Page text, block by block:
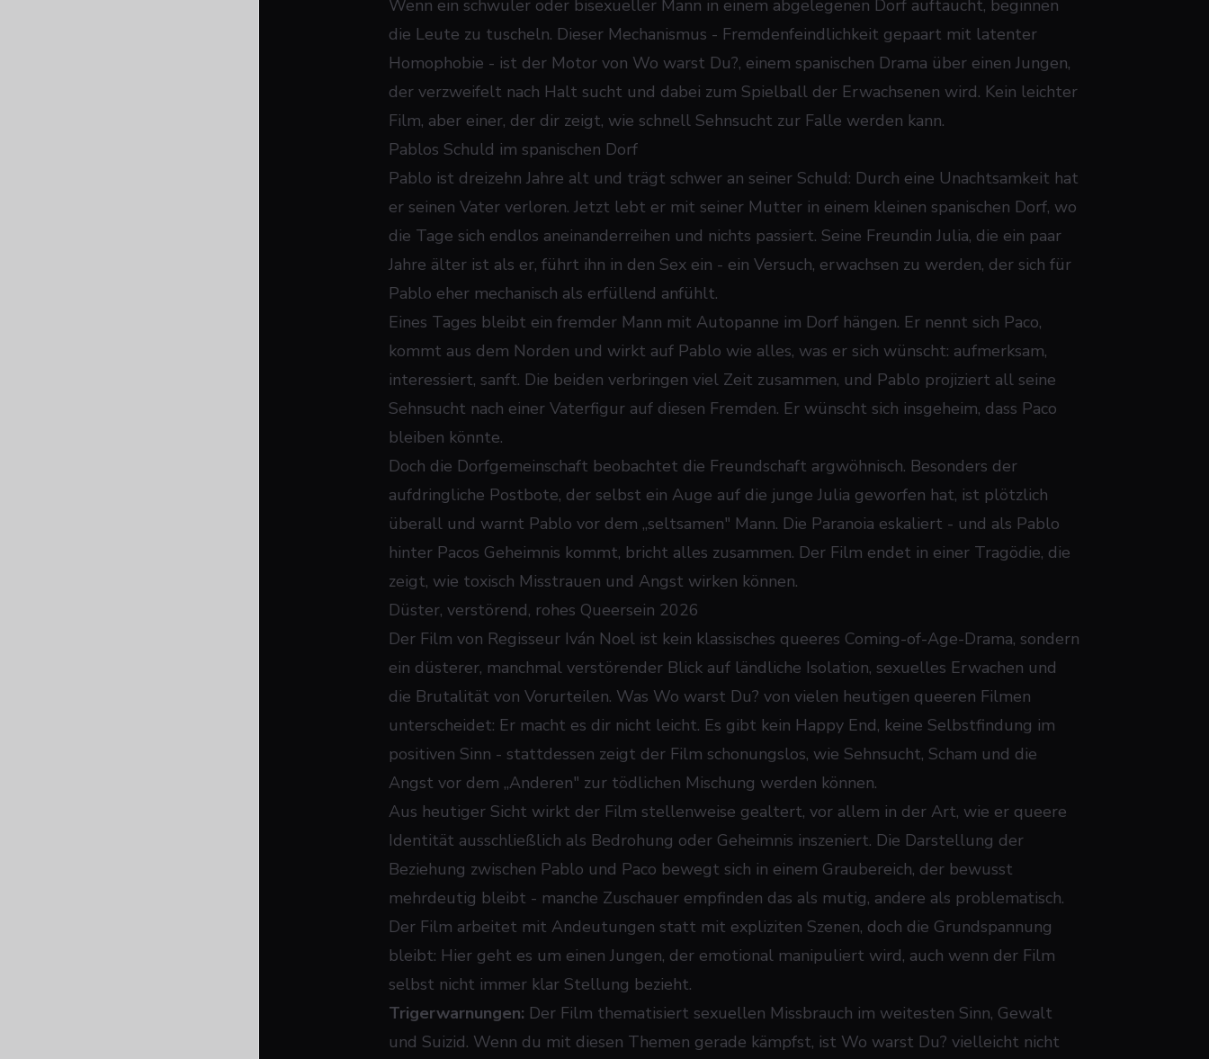
Wenn ein schwuler oder bisexueller Mann in einem abgelegenen Dorf auftaucht, beginnen
die Leute zu tuscheln. Dieser Mechanismus - Fremdenfeindlichkeit gepaart mit latenter
Homophobie - ist der Motor von Wo warst Du?, einem spanischen Drama über einen Jungen,
der verzweifelt nach Halt sucht und dabei zum Spielball der Erwachsenen wird. Kein leichter
Film, aber einer, der dir zeigt, wie schnell Sehnsucht zur Falle werden kann.
Pablos Schuld im spanischen Dorf
Pablo ist dreizehn Jahre alt und trägt schwer an seiner Schuld: Durch eine Unachtsamkeit hat
er seinen Vater verloren. Jetzt lebt er mit seiner Mutter in einem kleinen spanischen Dorf, wo
die Tage sich endlos aneinanderreihen und nichts passiert. Seine Freundin Julia, die ein paar
Jahre älter ist als er, führt ihn in den Sex ein - ein Versuch, erwachsen zu werden, der sich für
Pablo eher mechanisch als erfüllend anfühlt.
Eines Tages bleibt ein fremder Mann mit Autopanne im Dorf hängen. Er nennt sich Paco,
kommt aus dem Norden und wirkt auf Pablo wie alles, was er sich wünscht: aufmerksam,
interessiert, sanft. Die beiden verbringen viel Zeit zusammen, und Pablo projiziert all seine
Sehnsucht nach einer Vaterfigur auf diesen Fremden. Er wünscht sich insgeheim, dass Paco
bleiben könnte.
Doch die Dorfgemeinschaft beobachtet die Freundschaft argwöhnisch. Besonders der
aufdringliche Postbote, der selbst ein Auge auf die junge Julia geworfen hat, ist plötzlich
überall und warnt Pablo vor dem „seltsamen" Mann. Die Paranoia eskaliert - und als Pablo
hinter Pacos Geheimnis kommt, bricht alles zusammen. Der Film endet in einer Tragödie, die
zeigt, wie toxisch Misstrauen und Angst wirken können.
Düster, verstörend, rohes Queersein 2026
Der Film von Regisseur Iván Noel ist kein klassisches queeres Coming-of-Age-Drama, sondern
ein düsterer, manchmal verstörender Blick auf ländliche Isolation, sexuelles Erwachen und
die Brutalität von Vorurteilen. Was Wo warst Du? von vielen heutigen queeren Filmen
unterscheidet: Er macht es dir nicht leicht. Es gibt kein Happy End, keine Selbstfindung im
positiven Sinn - stattdessen zeigt der Film schonungslos, wie Sehnsucht, Scham und die
Angst vor dem „Anderen" zur tödlichen Mischung werden können.
Aus heutiger Sicht wirkt der Film stellenweise gealtert, vor allem in der Art, wie er queere
Identität ausschließlich als Bedrohung oder Geheimnis inszeniert. Die Darstellung der
Beziehung zwischen Pablo und Paco bewegt sich in einem Graubereich, der bewusst
mehrdeutig bleibt - manche Zuschauer empfinden das als mutig, andere als problematisch.
Der Film arbeitet mit Andeutungen statt mit expliziten Szenen, doch die Grundspannung
bleibt: Hier geht es um einen Jungen, der emotional manipuliert wird, auch wenn der Film
selbst nicht immer klar Stellung bezieht.
Trigerwarnungen: Der Film thematisiert sexuellen Missbrauch im weitesten Sinn, Gewalt
und Suizid. Wenn du mit diesen Themen gerade kämpfst, ist Wo warst Du? vielleicht nicht